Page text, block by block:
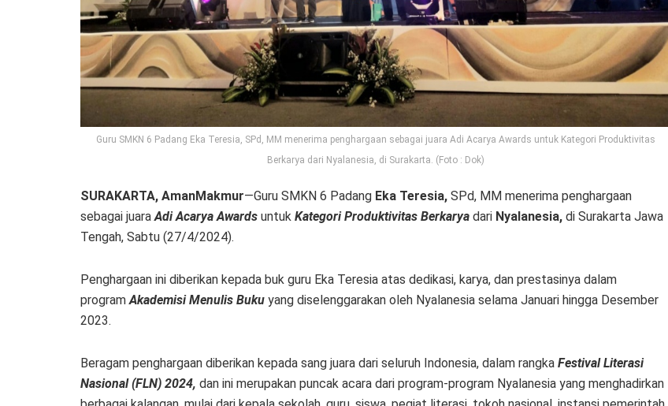
Guru SMKN 6 Padang Eka Teresia, SPd, MM menerima penghargaan sebagai juara Adi Acarya Awards untuk Kategori Produktivitas
Berkarya dari Nyalanesia, di Surakarta. (Foto : Dok)
SURAKARTA, AmanMakmur—Guru SMKN 6 Padang Eka Teresia, SPd, MM menerima penghargaan
sebagai juaraAdi Acarya Awards untuk Kategori Produktivitas Berkarya dari Nyalanesia, di Surakarta Jawa
Tengah, Sabtu (27/4/2024).
Penghargaan ini diberikan kepada buk guru Eka Teresia atas dedikasi, karya, dan prestasinya dalam
programAkademisi Menulis Buku yang diselenggarakan oleh Nyalanesia selama Januari hingga Desember
2023.
Beragam penghargaan diberikan kepada sang juara dari seluruh Indonesia, dalam rangka Festival Literasi
Nasional (FLN) 2024, dan ini merupakan puncak acara dari program-program Nyalanesia yang menghadirkan